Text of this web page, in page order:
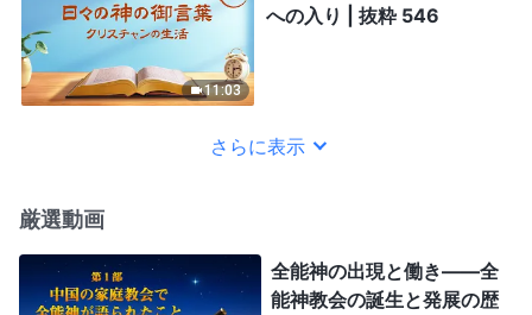
11:03
への入り | 抜粋 546
さらに表示
厳選動画
全能神の出現と働き——全
能神教会の誕生と発展の歴